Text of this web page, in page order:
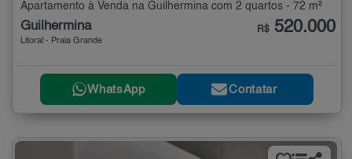
Apartamento à Venda na Guilhermina com 2 quartos - 72 m²
Guilhermina
Litoral - Praia Grande
R$ 520.000
WhatsApp Contatar